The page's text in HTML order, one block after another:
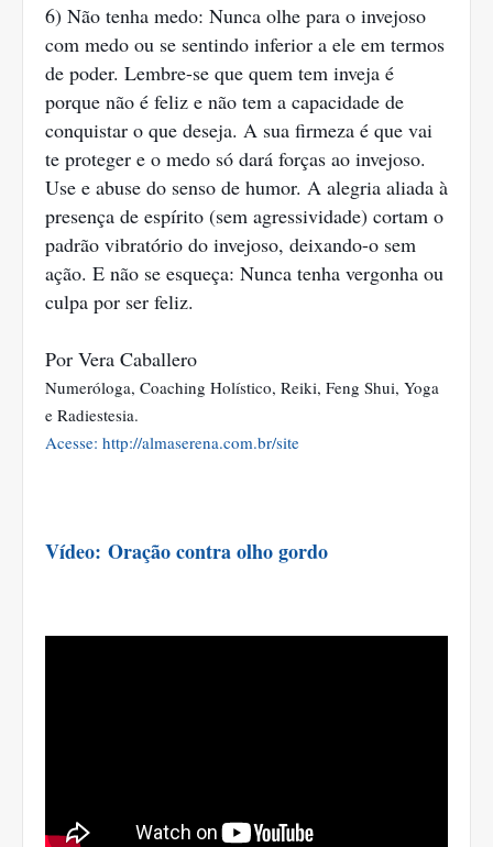
6) Não tenha medo: Nunca olhe para o invejoso
com medo ou se sentindo inferior a ele em termos
de poder. Lembre-se que quem tem inveja é
porque não é feliz e não tem a capacidade de
conquistar o que deseja. A sua firmeza é que vai
te proteger e o medo só dará forças ao invejoso.
Use e abuse do senso de humor. A alegria aliada à
presença de espírito (sem agressividade) cortam o
padrão vibratório do invejoso, deixando-o sem
ação. E não se esqueça: Nunca tenha vergonha ou
culpa por ser feliz.
Por Vera Caballero
Numeróloga, Coaching Holístico, Reiki, Feng Shui, Yoga
e Radiestesia.
Acesse: http://almaserena.com.br/site
Vídeo: Oração contra olho gordo